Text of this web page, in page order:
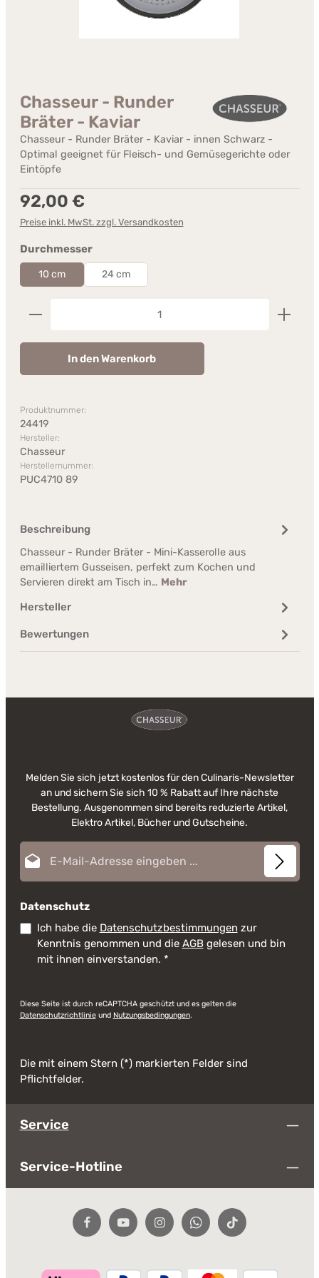
Chasseur - Runder
Bräter - Kaviar
Chasseur - Runder Bräter - Kaviar - innen Schwarz -
Optimal geeignet für Fleisch- und Gemüsegerichte oder
Eintöpfe
Regulärer Preis:
92,00 €
Preise inkl. MwSt. zzgl. Versandkosten
Durchmesserauswählen
10 cm 24 cm
Produkt Anzahl: Gib den gewünschten Wert ein
In den Warenkorb
Produktnummer:
24419
Hersteller:
Chasseur
Herstellernummer:
PUC4710 89
Beschreibung
Chasseur - Runder Bräter - Mini-Kasserolle aus
emailliertem Gusseisen, perfekt zum Kochen und
Servieren direkt am Tisch in… Mehr
Hersteller
Bewertungen
Melden Sie sich jetzt kostenlos für den Culinaris-Newsletter
an und sichern Sie sich 10 % Rabatt auf Ihre nächste
Bestellung. Ausgenommen sind bereits reduzierte Artikel,
Elektro Artikel, Bücher und Gutscheine.
Datenschutz
Ich habe die Datenschutzbestimmungen zur
Kenntnis genommen und die AGBgelesen und bin
mit ihnen einverstanden. *
Diese Seite ist durch reCAPTCHA geschützt und es gelten die
Datenschutzrichtlinieund Nutzungsbedingungen.
Die mit einem Stern (*) markierten Felder sind
Pflichtfelder.
Service
Service-Hotline